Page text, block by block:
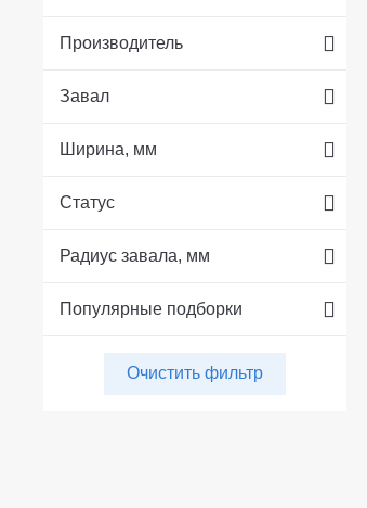
Производитель
Завал
Ширина, мм
Статус
Радиус завала, мм
Популярные подборки
Очистить фильтр